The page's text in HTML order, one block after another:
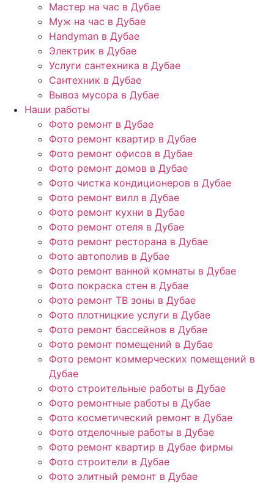
Мастер на час в Дубае
Муж на час в Дубае
Handyman в Дубае
Электрик в Дубае
Услуги сантехника в Дубае
Сантехник в Дубае
Вывоз мусора в Дубае
Наши работы
Фото ремонт в Дубае
Фото ремонт квартир в Дубае
Фото ремонт офисов в Дубае
Фото ремонт домов в Дубае
Фото чистка кондиционеров в Дубае
Фото ремонт вилл в Дубае
Фото ремонт кухни в Дубае
Фото ремонт отеля в Дубае
Фото ремонт ресторана в Дубае
Фото автополив в Дубае
Фото ремонт ванной комнаты в Дубае
Фото покраска стен в Дубае
Фото ремонт ТВ зоны в Дубае
Фото плотницкие услуги в Дубае
Фото ремонт бассейнов в Дубае
Фото ремонт помещений в Дубае
Фото ремонт коммерческих помещений в
Дубае
Фото строительные работы в Дубае
Фото ремонтные работы в Дубае
Фото косметический ремонт в Дубае
Фото отделочные работы в Дубае
Фото ремонт квартир в Дубае фирмы
Фото строители в Дубае
Фото элитный ремонт в Дубае